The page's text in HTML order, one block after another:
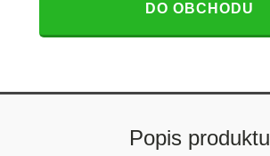
DO OBCHODU
Popis produktu